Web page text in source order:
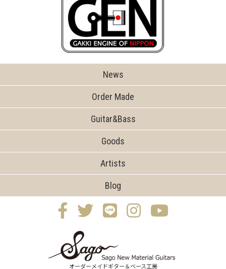
News
Order Made
Guitar&Bass
Goods
Artists
Blog
オーダーメイドギター＆ベース工房